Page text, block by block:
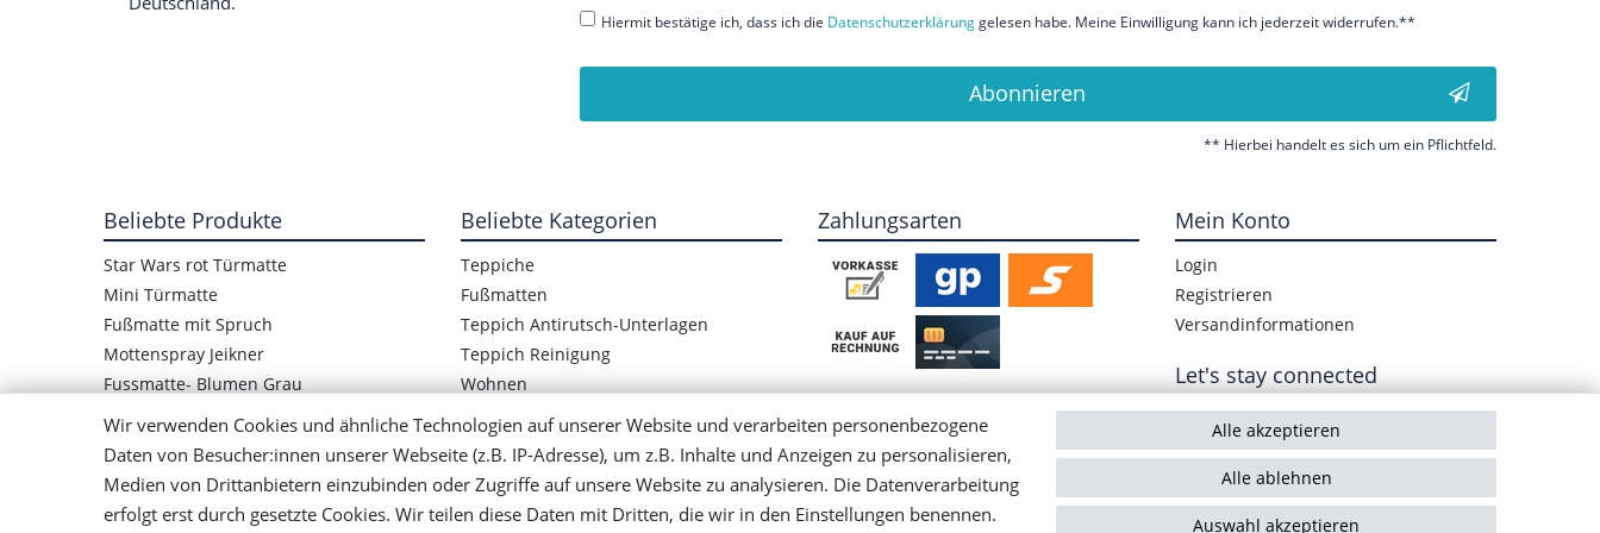
Hiermit bestätige ich, dass ich die Daten­schutz­erklärunggelesen habe. Meine Einwilligung kann ich jederzeit widerrufen.**
Abonnieren
** Hierbei handelt es sich um ein Pflichtfeld.
Beliebte Produkte
Star Wars rot Türmatte
Mini Türmatte
Fußmatte mit Spruch
Mottenspray Jeikner
Fussmatte- Blumen Grau
Star Wars Logo Türmatte
Kinder Fußmatte Frosch
Mensch ärger Dich nicht Teppich
Bunter Teppich Handgewebt
Beliebte Kategorien
Teppiche
Fußmatten
Teppich Antirutsch-Unterlagen
Teppich Reinigung
Wohnen
Zahlungsarten Mein Konto
Login
Registrieren
Versandinformationen
Let's stay connected
Wir verwenden Cookies und ähnliche Technologien auf unserer Website und verarbeiten personenbezogene
Daten von Besucher:innen unserer Webseite (z.B. IP-Adresse), um z.B. Inhalte und Anzeigen zu personalisieren,
Medien von Drittanbietern einzubinden oder Zugriffe auf unsere Website zu analysieren. Die Datenverarbeitung
erfolgt erst durch gesetzte Cookies. Wir teilen diese Daten mit Dritten, die wir in den Einstellungen benennen.
Alle akzeptieren
Alle ablehnen
Auswahl akzeptieren